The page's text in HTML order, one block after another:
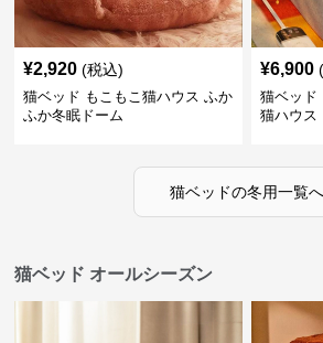
¥2,920 (税込)
猫ベッド もこもこ猫ハウス ふか
ふか冬眠ドーム
¥6,900
猫ベッド
猫ハウス
猫ベッドの冬用一覧へ
猫ベッド オールシーズン